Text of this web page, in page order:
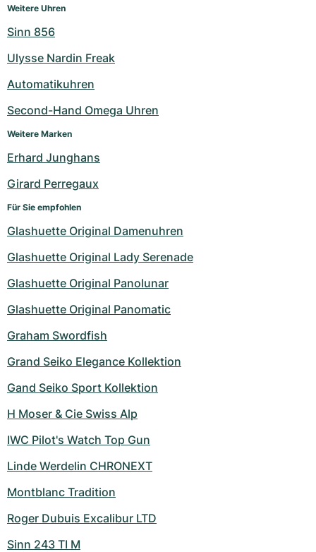
Oyster Perpetual
Yacht-Master
Yacht-Master II
Sea-Dweller
Sky-Dweller
Rotonde
Crash
Pasha
Tortue
Baignoire
Roadster
Gebraucht
Damenuhren
Bentley
Transocean
Cockpit
Chronospace
Super Avenger
Montbrillant
Gebraucht
Damenuhren
Grand Carrera
Gebraucht
Damenuhren
Portugieser
Da Vinci
Aquatimer
Spitfire
GST
Gebraucht
King Power
Gebraucht
Weitere Uhren
Sinn 856
Ulysse Nardin Freak
Automatikuhren
Second-Hand Omega Uhren
Weitere Marken
Erhard Junghans
Girard Perregaux
Für Sie empfohlen
Glashuette Original Damenuhren
Glashuette Original Lady Serenade
Glashuette Original Panolunar
Glashuette Original Panomatic
Graham Swordfish
Grand Seiko Elegance Kollektion
Gand Seiko Sport Kollektion
H Moser & Cie Swiss Alp
IWC Pilot's Watch Top Gun
Linde Werdelin CHRONEXT
Montblanc Tradition
Roger Dubuis Excalibur LTD
Sinn 243 TI M